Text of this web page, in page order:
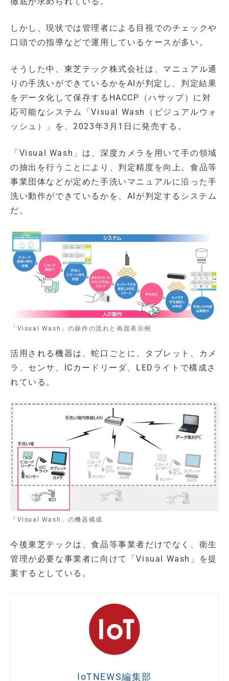
しかし、現状では管理者による目視でのチェックや
口頭での指導などで運用しているケースが多い。
そうした中、東芝テック株式会社は、マニュアル通
りの手洗いができているかをAIが判定し、判定結果
をデータ化して保存するHACCP（ハサップ）に対
応可能なシステム「Visual Wash（ビジュアルウォ
ッシュ）」を、2023年3月1日に発売する。
「Visual Wash」は、深度カメラを用いて手の領域
の抽出を行うことにより、判定精度を向上。食品等
事業団体などが定めた手洗いマニュアルに沿った手
洗い動作ができているかを、AIが判定するシステム
だ。
「Visual Wash」の操作の流れと画面表示例
活用される機器は、蛇口ごとに、タブレット、カメ
ラ、センサ、ICカードリーダ、LEDライトで構成さ
れている。
「Visual Wash」の機器構成
今後東芝テックは、食品等事業者だけでなく、衛生
管理が必要な事業者に向けて「Visual Wash」を提
案するとしている。
IoTNEWS編集部